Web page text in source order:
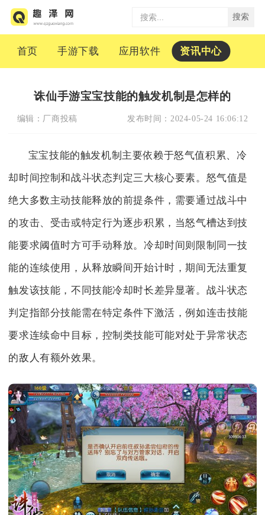
搜索
首页 手游下载 应用软件 资讯中心
诛仙手游宝宝技能的触发机制是怎样的
编辑： 厂商投稿 发布时间： 2024-05-24 16:06:12
宝宝技能的触发机制主要依赖于怒气值积累、冷
却时间控制和战斗状态判定三大核心要素。怒气值是
绝大多数主动技能释放的前提条件，需要通过战斗中
的攻击、受击或特定行为逐步积累，当怒气槽达到技
能要求阈值时方可手动释放。冷却时间则限制同一技
能的连续使用，从释放瞬间开始计时，期间无法重复
触发该技能，不同技能冷却时长差异显著。战斗状态
判定指部分技能需在特定条件下激活，例如连击技能
要求连续命中目标，控制类技能可能对处于异常状态
的敌人有额外效果。